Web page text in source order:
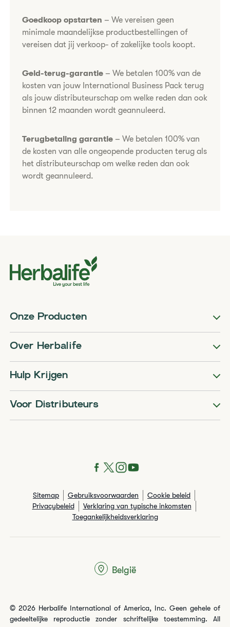
Goedkoop opstarten – We vereisen geen
minimale maandelijkse productbestellingen of
vereisen dat jij verkoop- of zakelijke tools koopt.
Geld-terug-garantie – ​We betalen 100% van de
kosten van jouw International Business Pack terug
als jouw distributeurschap om welke reden dan ook
binnen 12 maanden wordt geannuleerd.
Terugbetaling garantie – We betalen 100% van
de kosten van alle ongeopende producten terug als
het distributeurschap om welke reden dan ook
wordt geannuleerd.
Onze Producten
Over Herbalife
Hulp Krijgen
Voor Distributeurs
Sitemap Gebruiksvoorwaarden
Cookie beleid
Privacybeleid
Verklaring van typische inkomsten
Toegankelijkheidsverklaring
© 2026 Herbalife International of America, Inc. Geen gehele of
gedeeltelijke reproductie zonder schriftelijke toestemming. All
België